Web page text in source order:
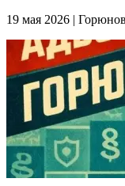
19 мая 2026 |